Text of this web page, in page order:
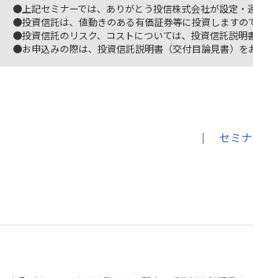
●上記セミナーでは、ありがとう投信株式会社が設定・
●投資信託は、値動きのある有価証券等に投資しますの
●投資信託のリスク、コストについては、投資信託説明
●お申込みの際は、投資信託説明書（交付目論見書）を
｜ セミ